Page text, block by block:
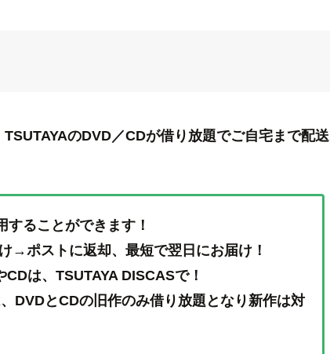
のDVD／CDが借り放題でご自宅まで配送
ることができます！
ポストに返却、最短で翌日にお届け！
は、TSUTAYA DISCASで！
DVDとCDの旧作のみ借り放題となり新作は対